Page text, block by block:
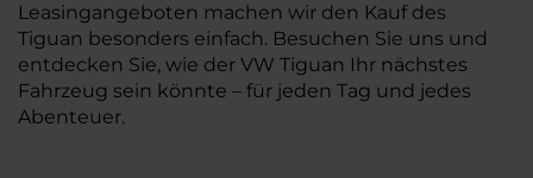
Leasingangeboten machen wir den Kauf des
Tiguan besonders einfach. Besuchen Sie uns und
entdecken Sie, wie der VW Tiguan Ihr nächstes
Fahrzeug sein könnte – für jeden Tag und jedes
Abenteuer.